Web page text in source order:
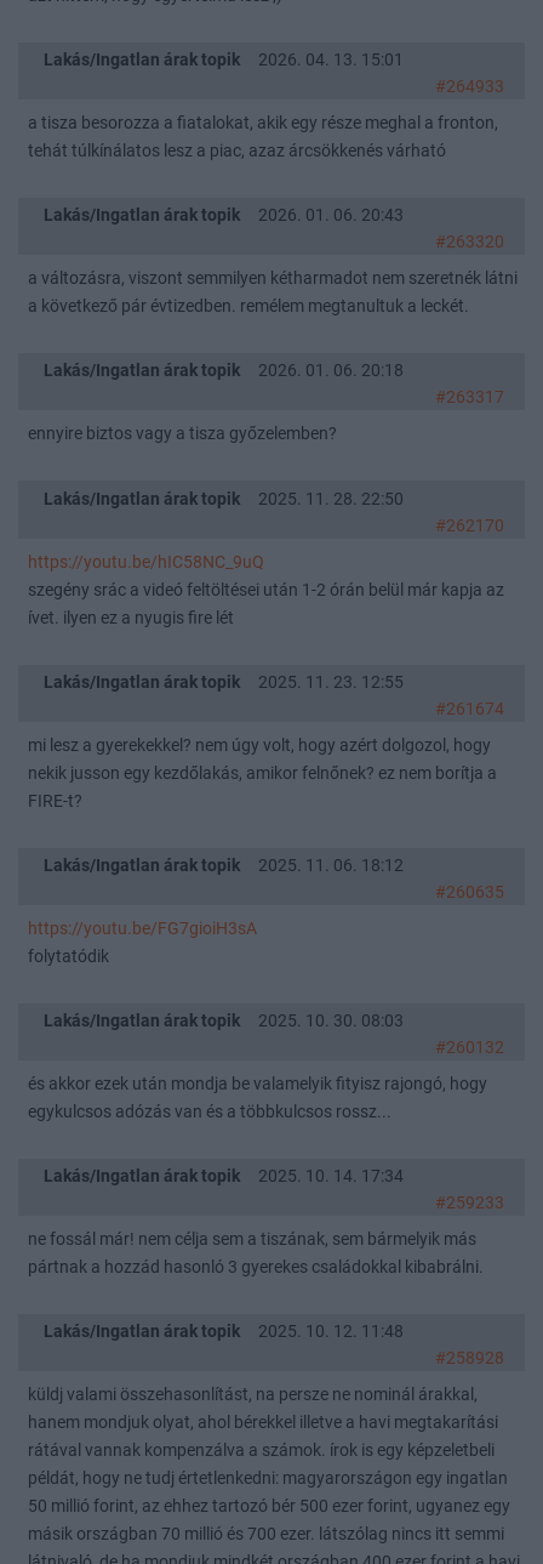
Lakás/Ingatlan árak topik
2026. 04. 13. 15:01
#264933
a tisza besorozza a fiatalokat, akik egy része meghal a fronton,
tehát túlkínálatos lesz a piac, azaz árcsökkenés várható
Lakás/Ingatlan árak topik
2026. 01. 06. 20:43
#263320
a változásra, viszont semmilyen kétharmadot nem szeretnék látni
a következő pár évtizedben. remélem megtanultuk a leckét.
Lakás/Ingatlan árak topik
2026. 01. 06. 20:18
#263317
ennyire biztos vagy a tisza győzelemben?
Lakás/Ingatlan árak topik
2025. 11. 28. 22:50
#262170
https://youtu.be/hIC58NC_9uQ
szegény srác a videó feltöltései után 1-2 órán belül már kapja az
ívet. ilyen ez a nyugis fire lét
Lakás/Ingatlan árak topik
2025. 11. 23. 12:55
#261674
mi lesz a gyerekekkel? nem úgy volt, hogy azért dolgozol, hogy
nekik jusson egy kezdőlakás, amikor felnőnek? ez nem borítja a
FIRE-t?
Lakás/Ingatlan árak topik
2025. 11. 06. 18:12
#260635
https://youtu.be/FG7gioiH3sA
folytatódik
Lakás/Ingatlan árak topik
2025. 10. 30. 08:03
#260132
és akkor ezek után mondja be valamelyik fityisz rajongó, hogy
egykulcsos adózás van és a többkulcsos rossz...
Lakás/Ingatlan árak topik
2025. 10. 14. 17:34
#259233
ne fossál már! nem célja sem a tiszának, sem bármelyik más
pártnak a hozzád hasonló 3 gyerekes családokkal kibabrálni.
Lakás/Ingatlan árak topik
2025. 10. 12. 11:48
#258928
küldj valami összehasonlítást, na persze ne nominál árakkal,
hanem mondjuk olyat, ahol bérekkel illetve a havi megtakarítási
rátával vannak kompenzálva a számok. írok is egy képzeletbeli
példát, hogy ne tudj értetlenkedni: magyarországon egy ingatlan
50 millió forint, az ehhez tartozó bér 500 ezer forint, ugyanez egy
másik országban 70 millió és 700 ezer. látszólag nincs itt semmi